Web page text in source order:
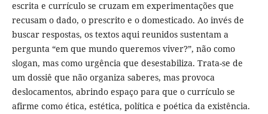
escrita e currículo se cruzam em experimentações que
recusam o dado, o prescrito e o domesticado. Ao invés de
buscar respostas, os textos aqui reunidos sustentam a
pergunta “em que mundo queremos viver?”, não como
slogan, mas como urgência que desestabiliza. Trata-se de
um dossiê que não organiza saberes, mas provoca
deslocamentos, abrindo espaço para que o currículo se
afirme como ética, estética, política e poética da existência.